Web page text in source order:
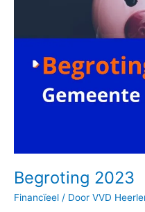
Begroting 2023
Financïeel / Door VVD